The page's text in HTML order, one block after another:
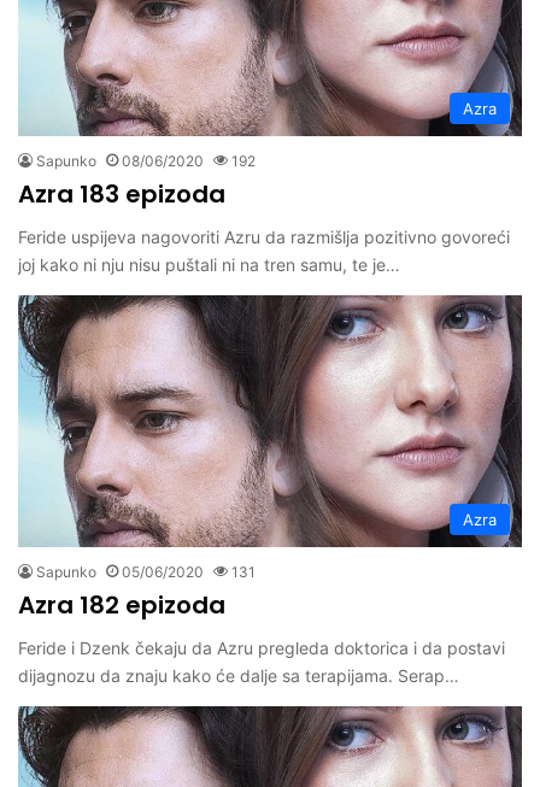
Azra
Sapunko 08/06/2020 192
Azra 183 epizoda
Feride uspijeva nagovoriti Azru da razmišlja pozitivno govoreći
joj kako ni nju nisu puštali ni na tren samu, te je…
Azra
Sapunko 05/06/2020 131
Azra 182 epizoda
Feride i Dzenk čekaju da Azru pregleda doktorica i da postavi
dijagnozu da znaju kako će dalje sa terapijama. Serap…